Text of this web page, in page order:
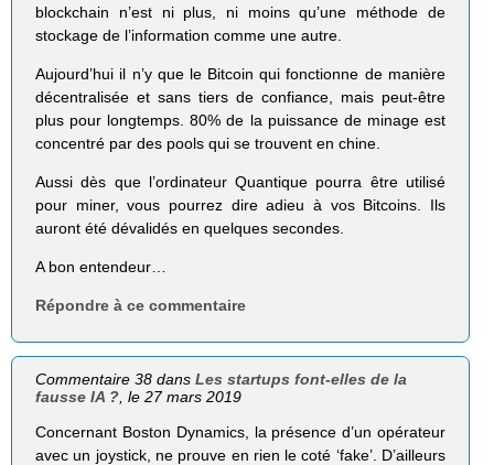
blockchain n’est ni plus, ni moins qu’une méthode de
stockage de l’information comme une autre.
Aujourd’hui il n’y que le Bitcoin qui fonctionne de manière
décentralisée et sans tiers de confiance, mais peut-être
plus pour longtemps. 80% de la puissance de minage est
concentré par des pools qui se trouvent en chine.
Aussi dès que l’ordinateur Quantique pourra être utilisé
pour miner, vous pourrez dire adieu à vos Bitcoins. Ils
auront été dévalidés en quelques secondes.
A bon entendeur…
Répondre à ce commentaire
Commentaire 38 dansLes startups font-elles de la
fausse IA ?, le 27 mars 2019
Concernant Boston Dynamics, la présence d’un opérateur
avec un joystick, ne prouve en rien le coté ‘fake’. D’ailleurs